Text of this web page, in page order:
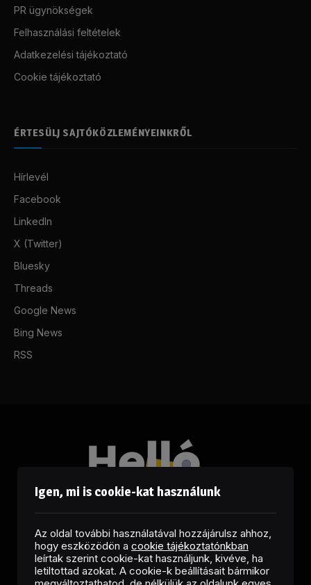
PR ügynökségek
Felhasználási feltételek
Adatkezelési tájékoztató
Cookie tájékoztató
ÉRTESÜLJ SAJTÓKÖZLEMÉNYEINKRŐL
Hírlevél
Facebook
LinkedIn
X (Twitter)
Bluesky
Threads
Google News
Bing News
RSS
Igen, mi is cookie-kat használunk
Az oldal további használatával hozzájárulsz ahhoz,
hogy eszközödön a cookie tájékoztatónkban
leírtak szerint cookie-kat használjunk, kivéve, ha
letiltottad azokat. A cookie-k beállításait bármikor